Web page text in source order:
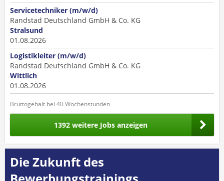
Servicetechniker (m/w/d)
Randstad Deutschland GmbH & Co. KG
Stralsund
01.08.2026
Logistikleiter (m/w/d)
Randstad Deutschland GmbH & Co. KG
Wittlich
01.08.2026
Bruttogehalt bei 40 Wochenstunden
1392 weitere Jobs anzeigen
Die Zukunft des